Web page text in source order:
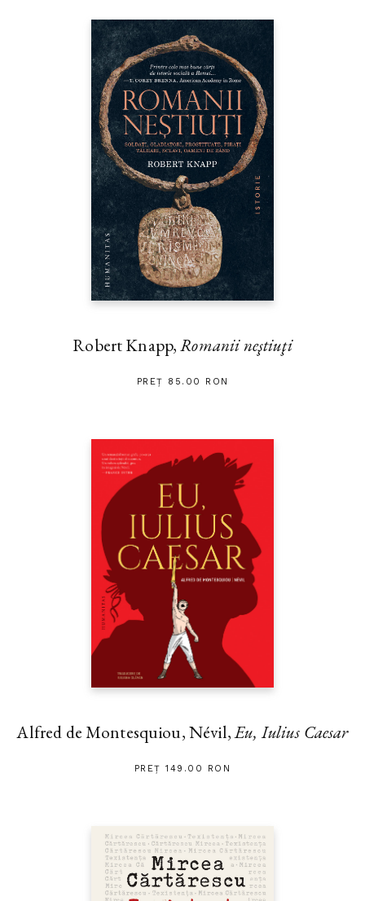
Robert Knapp,Romanii neştiuţi
PREȚ 85.00 RON
Alfred de Montesquiou, Névil,Eu, Iulius Caesar
PREȚ 149.00 RON